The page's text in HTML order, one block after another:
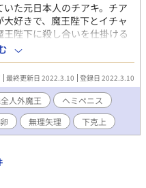
た元日本人のチアキ。チア
好きで、魔王陛下とイチャ
陛下に殺し合いを仕掛ける
は思いついた。正当法で勝て
ゃね？と。 これはなんかヤ
理矢理ラブストーリーであ
全人外魔王陛下。 ※完全人外
す。無理矢理、ヘミペニ
というキーワードに嫌な予
はっちゃけた結果、なんか
私は楽しかったです！！ ※ム
最終更新日 2022.3.10 登録日 2022.3.10
人外魔王
ヘミペニス
無理矢理 下克上